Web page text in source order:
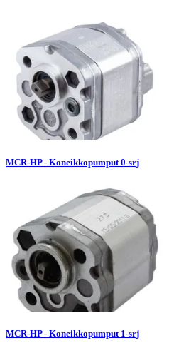
MCR-HP - Koneikkopumput 0-srj
MCR-HP - Koneikkopumput 1-srj